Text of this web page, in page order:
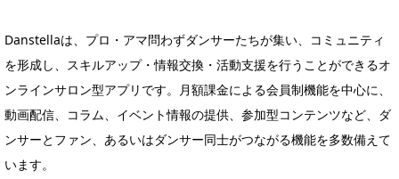
Danstellaは、プロ・アマ問わずダンサーたちが集い、コミュニティ
を形成し、スキルアップ・情報交換・活動支援を行うことができるオ
ンラインサロン型アプリです。月額課金による会員制機能を中心に、
動画配信、コラム、イベント情報の提供、参加型コンテンツなど、ダ
ンサーとファン、あるいはダンサー同士がつながる機能を多数備えて
います。